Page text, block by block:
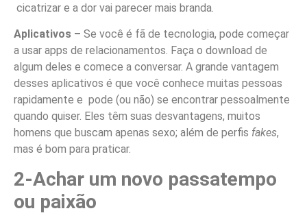
cicatrizar e a dor vai parecer mais branda.
Aplicativos – Se você é fã de tecnologia, pode começar
a usar apps de relacionamentos. Faça o download de
algum deles e comece a conversar. A grande vantagem
desses aplicativos é que você conhece muitas pessoas
rapidamente e pode (ou não) se encontrar pessoalmente
quando quiser. Eles têm suas desvantagens, muitos
homens que buscam apenas sexo; além de perfis fakes,
mas é bom para praticar.
2-Achar um novo passatempo
ou paixão